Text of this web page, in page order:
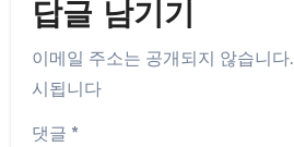
답글 남기기
이메일 주소는 공개되지 않습니다.
시됩니다
댓글 *